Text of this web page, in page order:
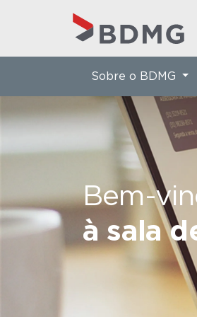
Bem-
à sala
Sobre o BDMG